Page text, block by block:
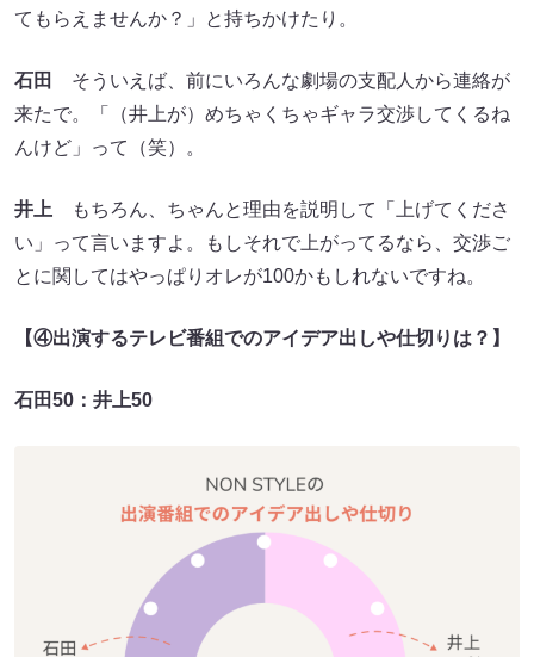
てもらえませんか？」と持ちかけたり。
石田
そういえば、前にいろんな劇場の支配人から連絡が
来たで。「（井上が）めちゃくちゃギャラ交渉してくるね
んけど」って（笑）。
井上 もちろん、ちゃんと理由を説明して「上げてくださ
い」って言いますよ。もしそれで上がってるなら、交渉ご
とに関してはやっぱりオレが100かもしれないですね。
【④出演するテレビ番組でのアイデア出しや仕切りは ？】
石田50：井上50